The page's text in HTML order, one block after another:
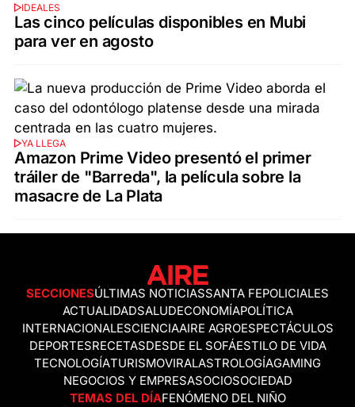
IDEALES
Las cinco películas disponibles en Mubi
para ver en agosto
YA LLEGA
Amazon Prime Video presentó el primer
tráiler de "Barreda", la película sobre la
masacre de La Plata
SECCIONESÚLTIMAS NOTICIASSANTA FEPOLICIALES
ACTUALIDADSALUDECONOMÍAPOLÍTICA
INTERNACIONALESCIENCIAAIRE AGROESPECTÁCULOS
DEPORTESRECETASDESDE EL SOFÁESTILO DE VIDA
TECNOLOGÍATURISMOVIRALASTROLOGÍAGAMING
NEGOCIOS Y EMPRESASOCIOSOCIEDAD
TEMAS DEL DÍAFENÓMENO DEL NIÑO